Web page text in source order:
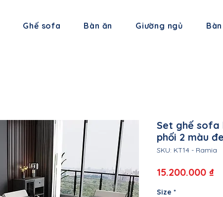
Ghế sofa Bàn ăn Giường ngủ
Set ghế sofa
phối 2 màu
SKU: KT14 - Ramia
15.200.000 ₫Giá
Size *